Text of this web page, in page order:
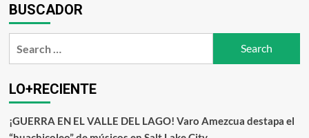
BUSCADOR
LO+RECIENTE
¡GUERRA EN EL VALLE DEL LAGO! Varo Amezcua destapa el